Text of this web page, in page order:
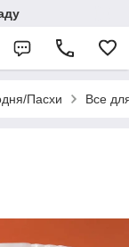
Пасхи Все